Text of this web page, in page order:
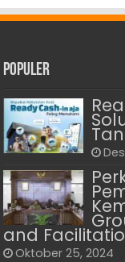
Populer
and
Oktober 25, 2024